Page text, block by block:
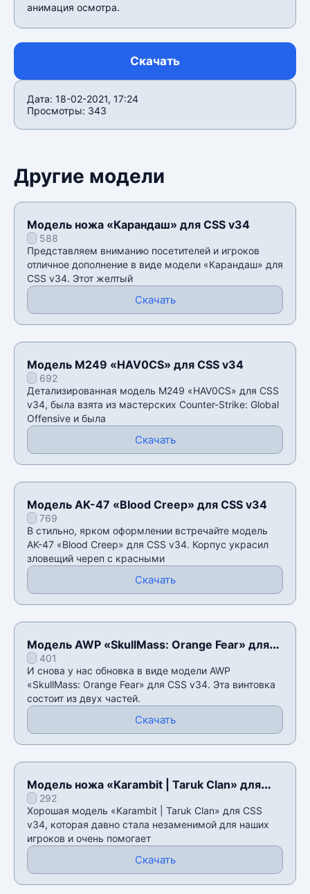
анимация осмотра.
Скачать
Дата: 18-02-2021, 17:24
Просмотры: 343
Другие модели
Модель ножа «Карандаш» для CSS v34
588
Представляем вниманию посетителей и игроков
отличное дополнение в виде модели «Карандаш» для
CSS v34. Этот желтый
Скачать
Модель M249 «HAV0CS» для CSS v34
692
Детализированная модель M249 «HAV0CS» для CSS
v34, была взята из мастерских Counter-Strike: Global
Offensive и была
Скачать
Модель AK-47 «Blood Creep» для CSS v34
769
В стильно, ярком оформлении встречайте модель
AK-47 «Blood Creep» для CSS v34. Корпус украсил
зловещий череп с красными
Скачать
Модель AWP «SkullMass: Orange Fear» для
CSS v34
401
И снова у нас обновка в виде модели AWP
«SkullMass: Orange Fear» для CSS v34. Эта винтовка
состоит из двух частей.
Скачать
Модель ножа «Karambit | Taruk Clan» для
CSS v34
292
Хорошая модель «Karambit | Taruk Clan» для CSS
v34, которая давно стала незаменимой для наших
игроков и очень помогает
Скачать